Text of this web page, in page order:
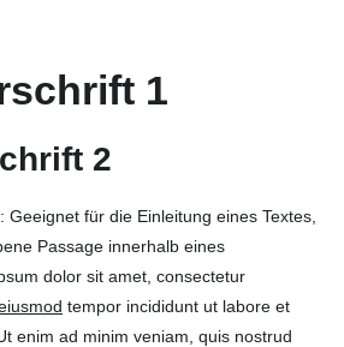
1
2
Geeignet für die Einleitung eines Textes,
Passage innerhalb eines
dolor sit amet, consectetur
tempor incididunt ut labore et
enim ad minim veniam, quis nostrud